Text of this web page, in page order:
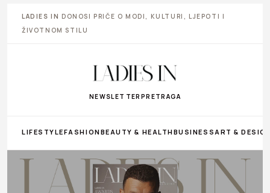
LADIES IN DONOSI PRIČE O MODI, KULTURI, LJEPOTI I
ŽIVOTNOM STILU
NEWSLETTER PRETRAGA
LIFESTYLEFASHIONBEAUTY & HEALTHBUSINESS ART &